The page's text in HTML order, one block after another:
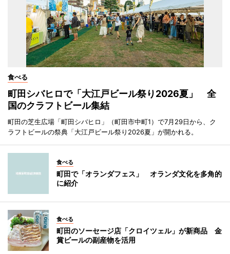
食べる
町田シバヒロで「大江戸ビール祭り2026夏」 全
国のクラフトビール集結
町田の芝生広場「町田シバヒロ」（町田市中町1）で7月29日から、ク
ラフトビールの祭典「大江戸ビール祭り2026夏」が開かれる。
食べる
町田で「オランダフェス」 オランダ文化を多角的
に紹介
食べる
町田のソーセージ店「クロイツェル」が新商品 金
賞ビールの副産物を活用